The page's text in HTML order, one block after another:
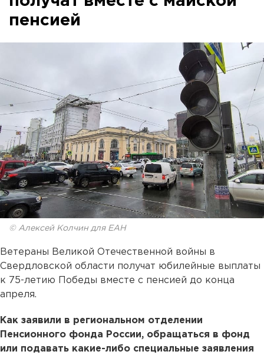
пенсией
© Алексей Колчин для ЕАН
Ветераны Великой Отечественной войны в
Свердловской области получат юбилейные выплаты
к 75-летию Победы вместе с пенсией до конца
апреля.
Как заявили в региональном отделении
Пенсионного фонда России, обращаться в фонд
или подавать какие-либо специальные заявления